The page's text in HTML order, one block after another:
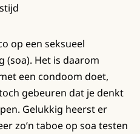
op een seksueel
(soa). Het is daarom
een condoom doet,
gebeuren dat je denkt
Gelukkig heerst er
zo’n taboe op soa testen